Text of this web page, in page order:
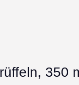
350